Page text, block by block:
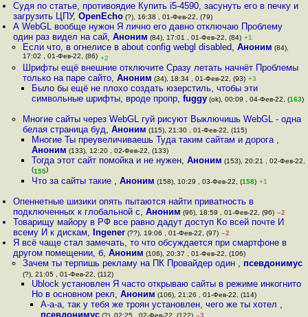
Судя по статье, противоядие Купить i5-4590, засунуть его в печку и
загрузить ЦПУ,OpenEcho (?), 16:38 , 01-Фев-22, (79)
А WebGL вообще нужон Я лично его давно отключаю Проблему
один раз видел на сай,Аноним (84), 17:01 , 01-Фев-22, (84) +1
Если что, в огнелисе в about config webgl disabled, Аноним (84),
17:02 , 01-Фев-22, (86) +2
Шрифты ещё внешние отключите Сразу летать начнёт Проблемы
только на паре сайто, Аноним (34), 18:34 , 01-Фев-22, (93) +3
Было бы ещё не плохо создать юзерстиль, чтобы эти
символьные шрифты, вроде пропр, fuggy(ok), 00:09 , 04-Фев-22, (163)
Многие сайты через WebGL гуй рисуют Выключишь WebGL - одна
белая страница буд, Аноним (115), 21:30 , 01-Фев-22, (115)
Многие Ты преувеличиваешь Туда таким сайтам и дорога ,
Аноним (133), 12:20 , 02-Фев-22, (133)
Тогда этот сайт помойка и не нужен, Аноним (153), 20:21 , 02-Фев-22,
(155)
Что за сайты такие , Аноним (158), 10:29 , 03-Фев-22, (158) +1
Опеннетные шизики опять пытаются найти приватность в
подключенных к глобальной с,Аноним (96), 18:59 , 01-Фев-22, (96) –2
Товарищу майору в РФ все равно дадут доступ Ко всей почте И
всему И к дискам, Ingener (??), 19:06 , 01-Фев-22, (97) –2
Я всё чаще стал замечать, то что обсуждается при смартфоне в
другом помещении, б,Аноним (106), 20:37 , 01-Фев-22, (106)
Зачем ты терпишь рекламу на ПК Провайдер один , псевдонимус
(?), 21:05 , 01-Фев-22, (112)
Ublock установлен Я часто открываю сайты в режиме инкогнито
Но в основном рекл, Аноним (106), 21:26 , 01-Фев-22, (114)
А-а-а, так у тебя же троян установлен, чего же ты хотел ,
псевдонимус (?), 02:25 , 02-Фев-22, (122) –3